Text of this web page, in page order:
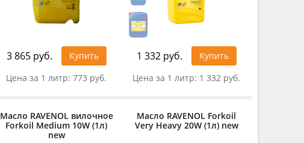
3 865 руб.
Купить
Цена за 1 литр:773 руб.
1 332 руб.
Купить
Цена за 1 литр: 1 332 руб.
Масло RAVENOL вилочное
Forkoil Medium 10W (1л)
new
Масло RAVENOL Forkoil
Very Heavy 20W (1л) new